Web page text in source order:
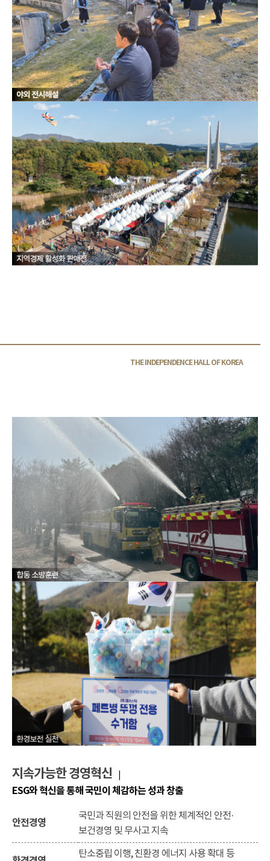
THE INDEPENDENCE HALL OF KOREA
지속가능한 경영혁신
ESG와 혁신을 통해 국민이 체감하는 성과 창출
안전경영
국민과 직원의 안전을 위한 체계적인 안전·
보건경영 및 무사고 지속
탄소중립 이행, 친환경 에너지 사용 확대 등